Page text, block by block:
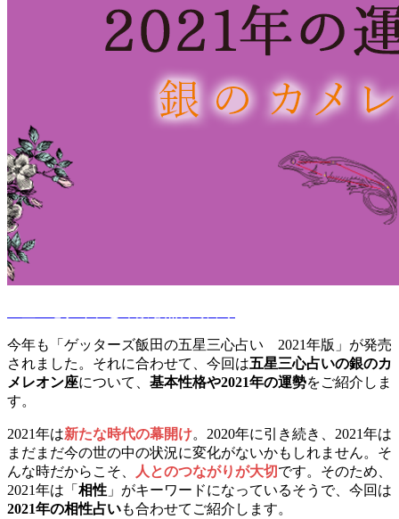
今年も「ゲッターズ飯田の五星三心占い 2021年版」が発売
されました。それに合わせて、今回は五星三心占いの銀のカ
メレオン座について、 基本性格や2021年の運勢をご紹介しま
す。
2021年は新たな時代の幕開け。2020年に引き続き、2021年は
まだまだ今の世の中の状況に変化がないかもしれません。そ
んな時だからこそ、
人とのつながりが大切 です。そのため、
2021年は「 相性 」がキーワードになっているそうで、今回は
2021年の相性占いも合わせてご紹介します。